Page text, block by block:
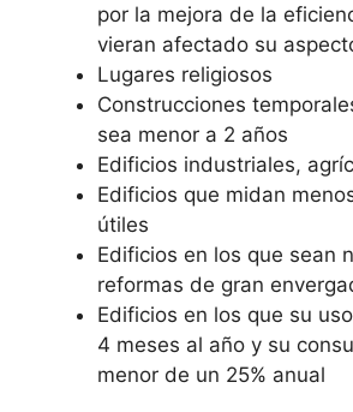
por la mejora de la
vieran afectado su
Lugares religiosos
Construcciones
sea menor a 2 años
Edificios industriales,
Edificios que midan
útiles
Edificios en los que sean
reformas de gran
Edificios en los que su
4 meses al año y su
menor de un 25% anual